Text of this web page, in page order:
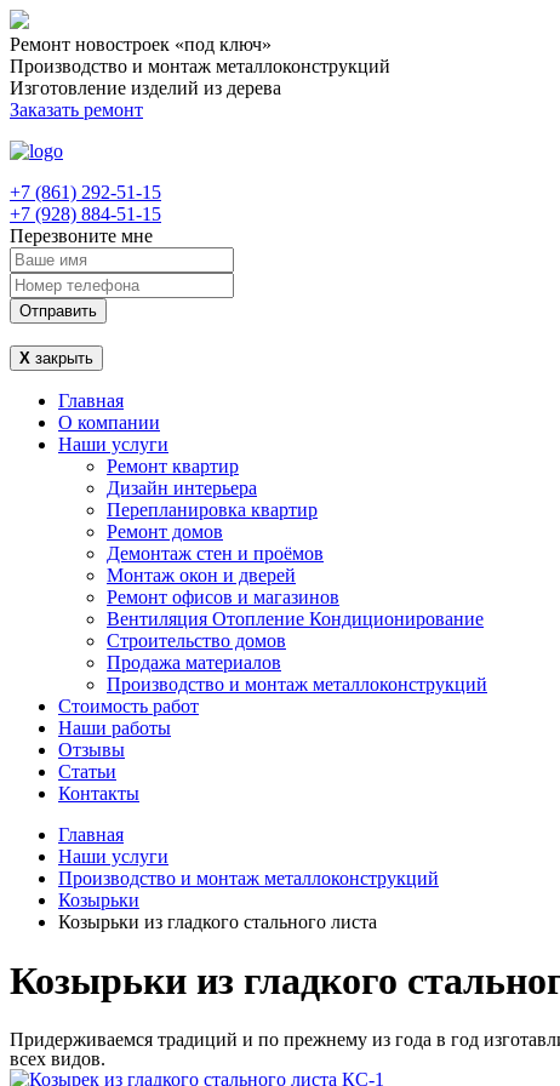
Ремонт новостроек «под ключ»
Производство и монтаж металлоконструкций
Изготовление изделий из дерева
Заказать ремонт
+7 (861) 292-51-15
+7 (928) 884-51-15
Перезвоните мне
Отправить
Х закрыть
Главная
О компании
Наши услуги
Ремонт квартир
Дизайн интерьера
Перепланировка квартир
Ремонт домов
Демонтаж стен и проёмов
Монтаж окон и дверей
Ремонт офисов и магазинов
Вентиляция Отопление Кондиционирование
Строительство домов
Продажа материалов
Производство и монтаж металлоконструкций
Стоимость работ
Наши работы
Отзывы
Статьи
Контакты
Главная
Наши услуги
Производство и монтаж металлоконструкций
Козырьки
Козырьки из гладкого стального листа
Козырьки из гладкого
Придерживаемся традиций и по прежнему из года в год
всех видов.